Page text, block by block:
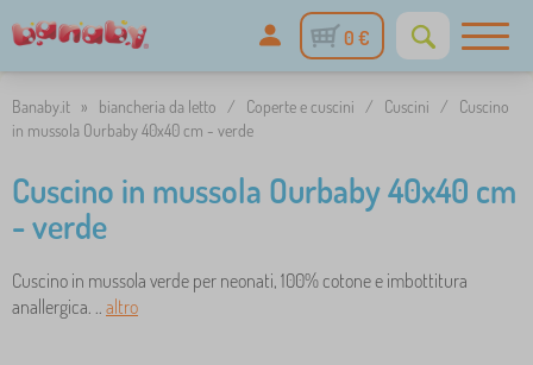
0 €
Banaby.it » biancheria da letto / Coperte e cuscini / Cuscini /
Cuscino
in mussola Ourbaby 40x40 cm - verde
Cuscino in mussola Ourbaby 40x40 cm
- verde
Cuscino in mussola verde per neonati, 100% cotone e imbottitura
anallergica. .. altro